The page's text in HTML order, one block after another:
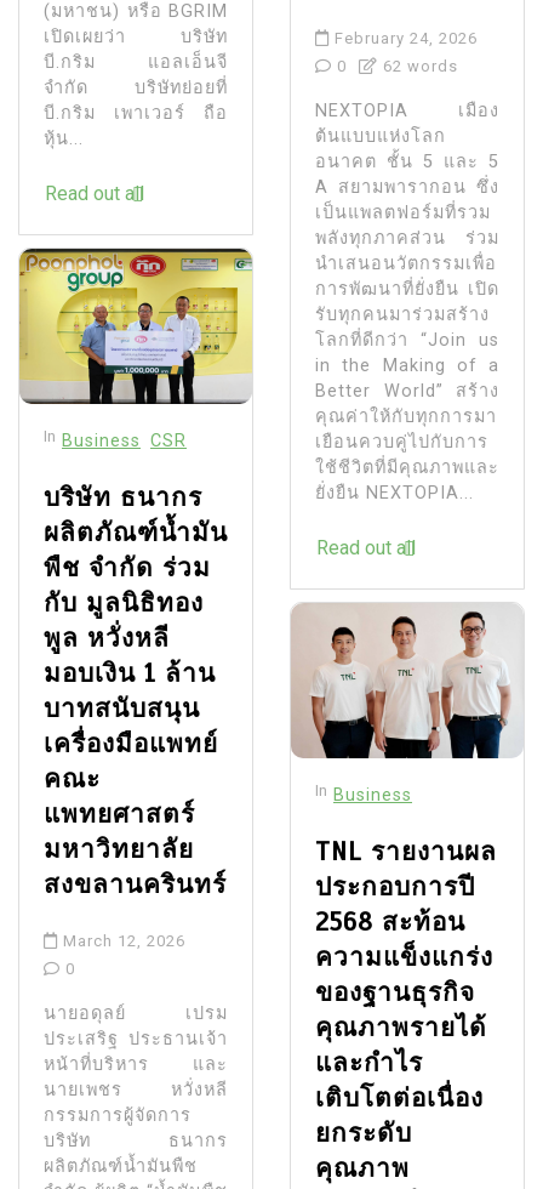
(มหาชน) หรือ BGRIM
เปิดเผยว่า บริษัท
บี.กริม แอลเอ็นจี
จำกัด บริษัทย่อยที่
บี.กริม เพาเวอร์ ถือ
หุ้น...
Read out all
In Business CSR
บริษัท ธนากร
ผลิตภัณฑ์น้ำมัน
พืช จำกัด ร่วม
กับ มูลนิธิทอง
พูล หวั่งหลี
มอบเงิน 1 ล้าน
บาทสนับสนุน
เครื่องมือแพทย์
คณะ
แพทยศาสตร์
มหาวิทยาลัย
สงขลานครินทร์
March 12, 2026
0
นายอดุลย์ เปรม
ประเสริฐ ประธานเจ้า
หน้าที่บริหาร และ
นายเพชร หวั่งหลี
กรรมการผู้จัดการ
บริษัท ธนากร
ผลิตภัณฑ์น้ำมันพืช
February 24, 2026
0
62 words
NEXTOPIA เมือง
ต้นแบบแห่งโลก
อนาคต ชั้น 5 และ 5
A สยามพารากอน ซึ่ง
เป็นแพลตฟอร์มที่รวม
พลังทุกภาคส่วน ร่วม
นำเสนอนวัตกรรมเพื่อ
การพัฒนาที่ยั่งยืน เปิด
รับทุกคนมาร่วมสร้าง
โลกที่ดีกว่า “Join us
in the Making of a
Better World” สร้าง
คุณค่าให้กับทุกการมา
เยือนควบคู่ไปกับการ
ใช้ชีวิตที่มีคุณภาพและ
ยั่งยืน NEXTOPIA...
Read out all
In Business
TNL รายงานผล
ประกอบการปี
2568 สะท้อน
ความแข็งแกร่ง
ของฐานธุรกิจ
คุณภาพรายได้
และกำไร
เติบโตต่อเนื่อง
ยกระดับ
คุณภาพ